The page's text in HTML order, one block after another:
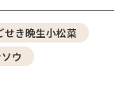
せき晩生小松菜
ウ